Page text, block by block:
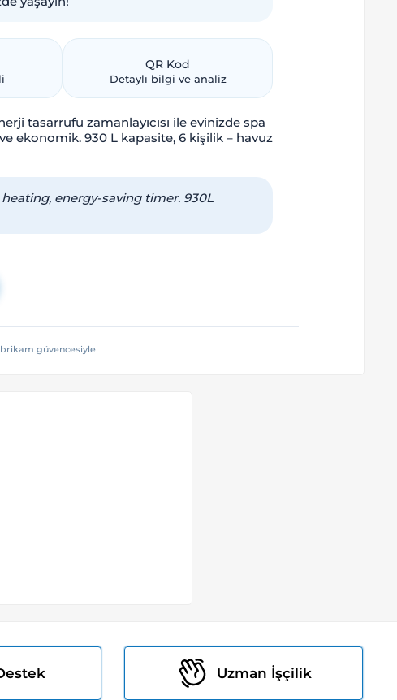
QR Kod
Detaylı bilgi ve analiz
tasarrufu zamanlayıcısı ile evinizde spa
ekonomik. 930 L kapasite, 6 kişilik – havuz
energy-saving timer. 930L
güvencesiyle
Uzman İşçilik